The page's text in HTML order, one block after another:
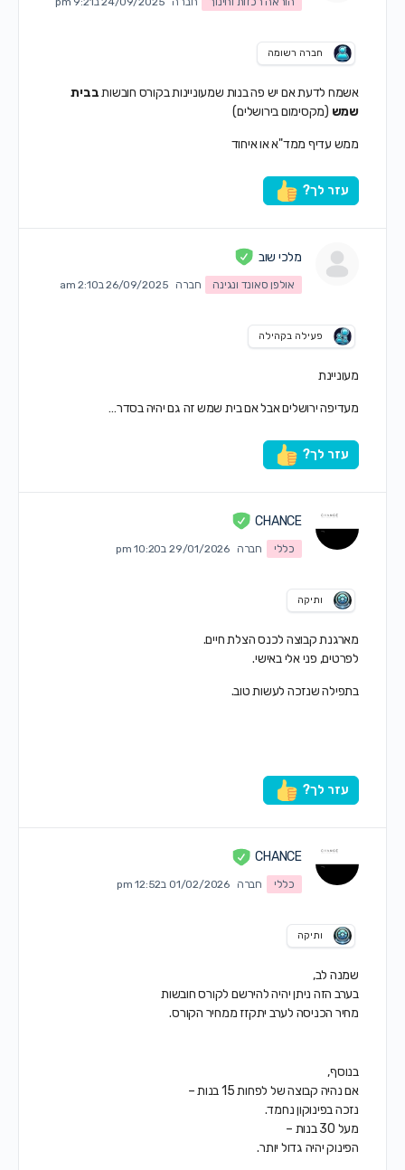
חברה רשומה
אשמח לדעת אם יש פה בנות שמעוניינות בקורס חובשותבבית
שמש (מקסימום בירושלים)
ממש עדיף ממד"א או איחוד
עזר לך?
מלכי שוב
אולפן סאונד ונגינה חברה 26/09/2025 ב2:10 am
פעילה בקהילה
מעוניינת
מעדיפה ירושלים אבל אם בית שמש זה גם יהיה בסדר…
עזר לך?
CHANCE
כללי חברה 29/01/2026 ב10:20 pm
ותיקה
מארגנת קבוצה לכנס הצלת חיים.
לפרטים, פני אלי באישי.
בתפילה שנזכה לעשות טוב.
עזר לך?
CHANCE
כללי חברה 01/02/2026 ב12:52 pm
ותיקה
שמנה לב,
בערב הזה ניתן יהיה להירשם לקורס חובשות
מחיר הכניסה לערב יתקזז ממחיר הקורס.
בנוסף,
אם נהיה קבוצה של לפחות 15 בנות –
נזכה בפינוקון נחמד.
מעל 30 בנות –
הפינוק יהיה גדול יותר.